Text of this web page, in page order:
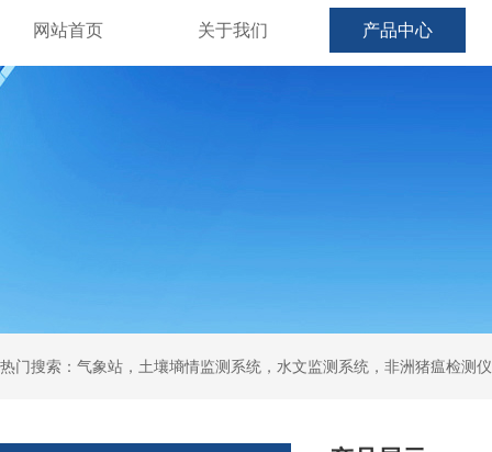
网站首页 关于我们 产品中心
热门搜索：气象站，土壤墒情监测系统，水文监测系统，非洲猪瘟检测